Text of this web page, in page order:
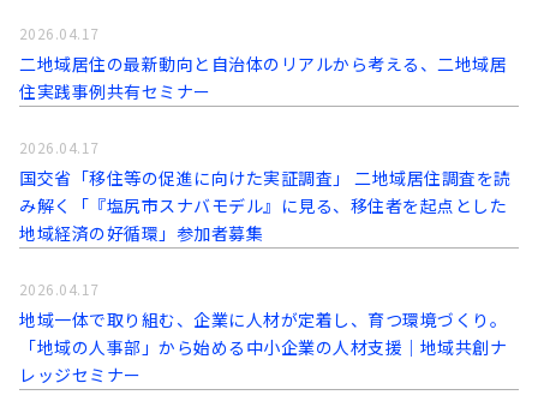
二地域居住の最新動向と自治体のリアルから考える、二地域居
住実践事例共有セミナー
2026.04.17
国交省「移住等の促進に向けた実証調査」 二地域居住調査を読
み解く「『塩尻市スナバモデル』に見る、移住者を起点とした
地域経済の好循環」参加者募集
2026.04.17
地域一体で取り組む、企業に人材が定着し、育つ環境づくり。
「地域の人事部」から始める中小企業の人材支援｜地域共創ナ
レッジセミナー
2026.04.17